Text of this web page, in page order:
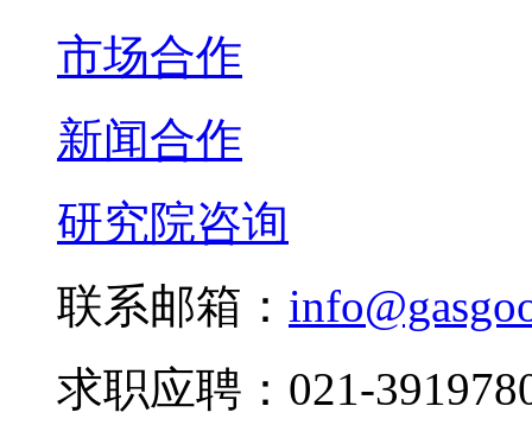
市场合作
新闻合作
研究院咨询
联系邮箱：
求职应聘：021-